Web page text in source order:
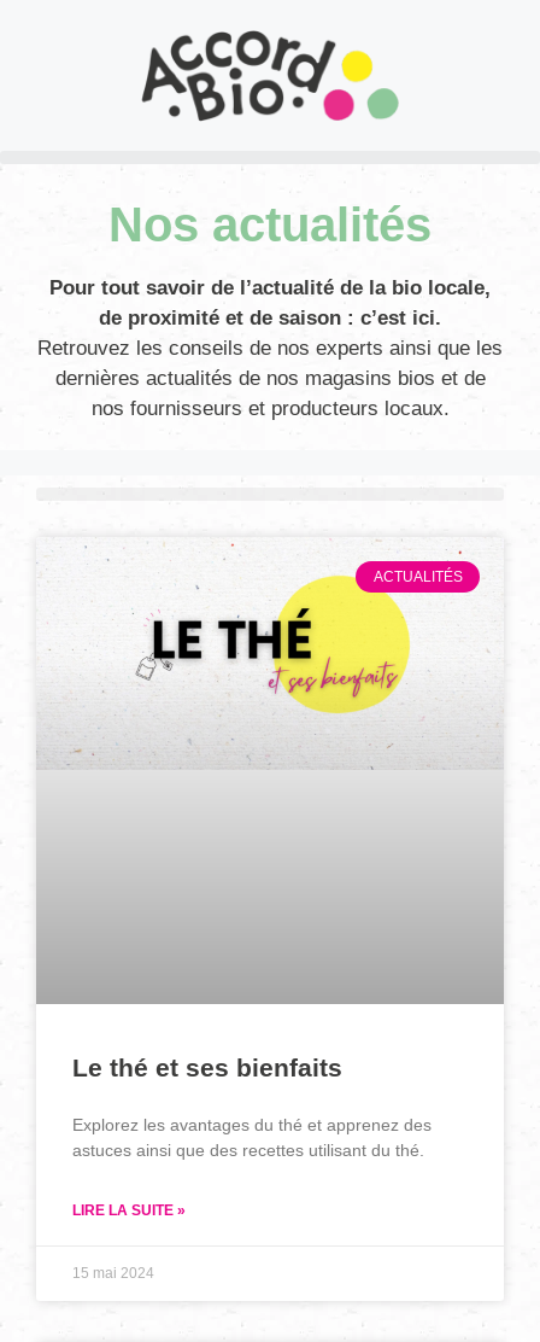
Nos actualités
Pour tout savoir de l’actualité de la bio locale,
de proximité et de saison : c’est ici.
Retrouvez les conseils de nos experts ainsi que les
dernières actualités de nos magasins bios et de
nos fournisseurs et producteurs locaux.
ACTUALITÉS
Le thé et ses bienfaits
Explorez les avantages du thé et apprenez des
astuces ainsi que des recettes utilisant du thé.
LIRE LA SUITE »
15 mai 2024